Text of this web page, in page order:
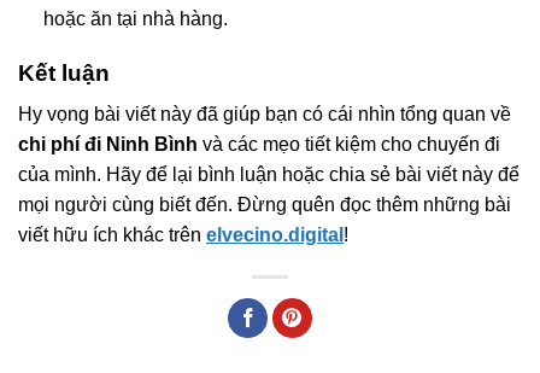
hoặc ăn tại nhà hàng.
Kết luận
Hy vọng bài viết này đã giúp bạn có cái nhìn tổng quan về
chi phí đi Ninh Bình và các mẹo tiết kiệm cho chuyến đi
của mình. Hãy để lại bình luận hoặc chia sẻ bài viết này để
mọi người cùng biết đến. Đừng quên đọc thêm những bài
viết hữu ích khác trên elvecino.digital !